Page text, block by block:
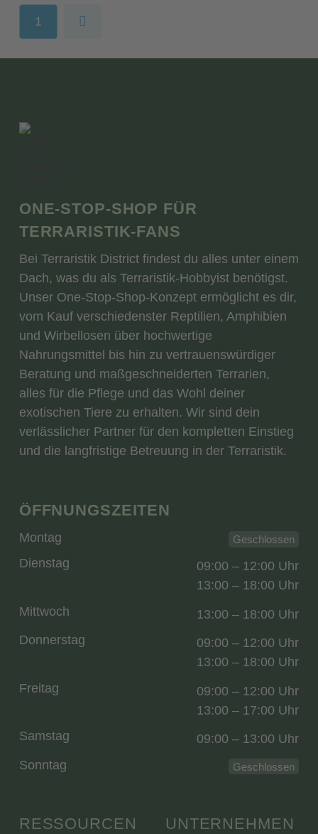
1 Next
ONE-STOP-SHOP FÜR
TERRARISTIK-FANS
Bei Terraristik District findest du alles unter einem
Dach, was du als Terraristik-Hobbyist benötigst.
Unser One-Stop-Shop-Konzept ermöglicht es dir,
vom Kauf verschiedenster Reptilien, Amphibien
und Wirbellosen über hochwertige
Nahrungsmittel bis hin zu vertrauenswürdiger
Beratung und maßgeschneiderten Terrarien,
alles für die Pflege und das Wohl deiner
exotischen Tiere zu erhalten. Wir sind dein
verlässlicher Partner für den kompletten Einstieg
und die langfristige Betreuung in der Terraristik.
RESSOURCEN UNTERNEHMEN
ÖFFNUNGSZEITEN
Montag Geschlossen
Dienstag
09:00 – 12:00 Uhr
13:00 – 18:00 Uhr
Mittwoch
13:00 – 18:00 Uhr
Donnerstag
09:00 – 12:00 Uhr
13:00 – 18:00 Uhr
Freitag
09:00 – 12:00 Uhr
13:00 – 17:00 Uhr
Samstag
09:00 – 13:00 Uhr
Sonntag
Geschlossen